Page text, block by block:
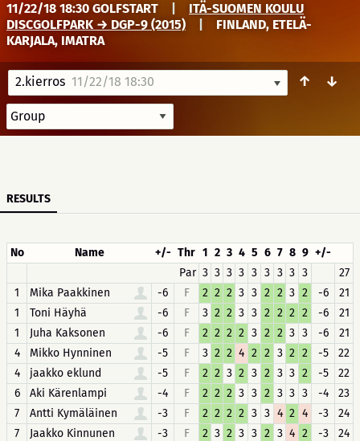
11/22/18 18:30 GOLFSTART
ITÄ-SUOMEN KOULU
DISCGOLFPARK → DGP-9 (2015)
FINLAND, ETELÄ-
KARJALA, IMATRA
2.kierros 11/22/18 18:30 ↑ ↓
RESULTS
No Name +/- Thr 1 2 3 4 5 6 7 8 9 +/-
Par 3 3 3 3 3 3 3 3 3
27
1
Mika Paakkinen -6 F 2 2 2 3 3 2 2 3 2 -6
21
1
Toni Häyhä -6 F 3 2 2 3 3 2 2 2 2 -6
21
1
Juha Kaksonen -6 F 2 2 2 2 3 2 2 3 3 -6
21
4
Mikko Hynninen -5 F 3 2 2 4 2 2 3 2 2 -5
22
4
jaakko eklund -5 F 2 2 3 2 3 2 3 3 2 -5
22
6
Aki Kärenlampi -4 F 2 2 2 3 3 2 3 3 3 -4
23
7
Antti Kymäläinen -3 F 2 2 2 2 3 3 4 2 4 -3
24
7
Jaakko Kinnunen -3 F 2 3 2 3 3 2 3 4 2 -3
24